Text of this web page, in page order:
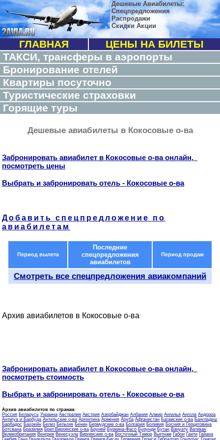
Дешевые Авиабилеты:
Спецпредложения
Распродажи
Скидки Акции
ГЛАВНАЯ
ЦЕНЫ НА БИЛЕТЫ
ТАКСИ, трансферы в аэропорты
Бронирование отелей
Квартиры посуточно
Туристические страховки
Горящие туры
Дешевые авиабилеты в Кокосовые о-ва
Забронировать авиабилет в Кокосовые о-ва онлайн,
посмотреть цены
Выбрать и забронировать отель - Кокосовые о-ва
Добавить спецпредложение по
авиабилетам
Период вылета
Последние
спецпредложения
авиабилетов
Период продаж
Смотреть все спецпредложения авиакомпаний
Архив авиабилетов в Кокосовые о-ва
Забронировать авиабилет в Кокосовые о-ва онлайн,
посмотреть стоимость
Выбрать и забронировать отель - Кокосовые о-ва
Архив авиабилетов по странам:
Россия Беларусь Украина Австралия Австрия Азербайджан Албания Алжир Ангилья Ангола Андорра
Антигуа и Барбуда Антильские о-ва Аргентина Армения Аруба Афганистан Багамские о-ва Бангладеш
Барбадос Бахрейн Белиз Бельгия Бенин Бермудские о-ва Болгария Боливия Босния и Герцеговина
Ботсвана Бразилия Брит.Виргинские о-ва Бруней Буркина-Фасо Бурунди Бутан Вануату Ватикан
Великобритания Венгрия Венесуэла Виргинские о-ва Восточный Тимор Вьетнам Габон Гаити Гайана
Гамбия Гана Гваделупа Гватемала Гвинея Гвинея-Бисау Германия Гернси Гибралтар Гондурас Гонконг